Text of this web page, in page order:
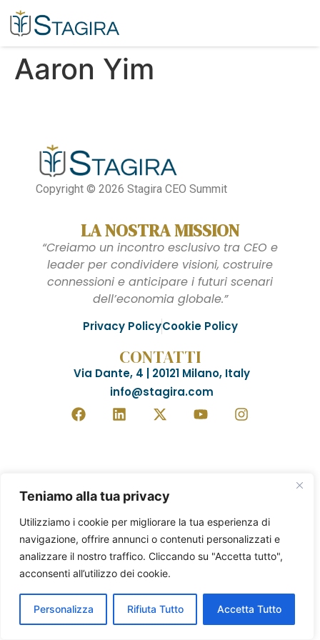
Teniamo alla tua privacy
Utilizziamo i cookie per migliorare la tua esperienza di
navigazione, offrire annunci o contenuti personalizzati e
analizzare il nostro traffico. Cliccando su "Accetta tutto",
acconsenti all’utilizzo dei cookie.
Personalizza Rifiuta Tutto Accetta Tutto
Aaron Yim​
Copyright © 2026 Stagira CEO Summit
LA NOSTRA MISSION
“Creiamo un incontro esclusivo tra CEO e
leader per condividere visioni, costruire
connessioni e anticipare i futuri scenari
dell’economia globale.”
Privacy PolicyCookie Policy
CONTATTI
Via Dante, 4 | 20121 Milano, Italy
info@stagira.com